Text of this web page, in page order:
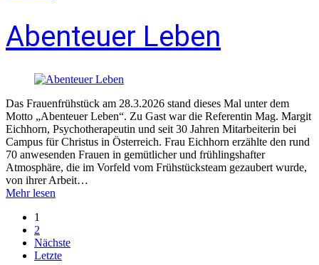
Abenteuer Leben
Das Frauenfrühstück am 28.3.2026 stand dieses Mal unter dem
Motto „Abenteuer Leben“. Zu Gast war die Referentin Mag. Margit
Eichhorn, Psychotherapeutin und seit 30 Jahren Mitarbeiterin bei
Campus für Christus in Österreich. Frau Eichhorn erzählte den rund
70 anwesenden Frauen in gemütlicher und frühlingshafter
Atmosphäre, die im Vorfeld vom Frühstücksteam gezaubert wurde,
von ihrer Arbeit…
Mehr lesen
1
2
Nächste
Letzte